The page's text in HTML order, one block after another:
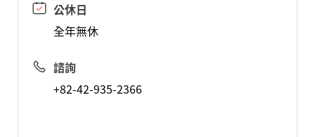
公休日
全年無休
諮詢
+82-42-935-2366